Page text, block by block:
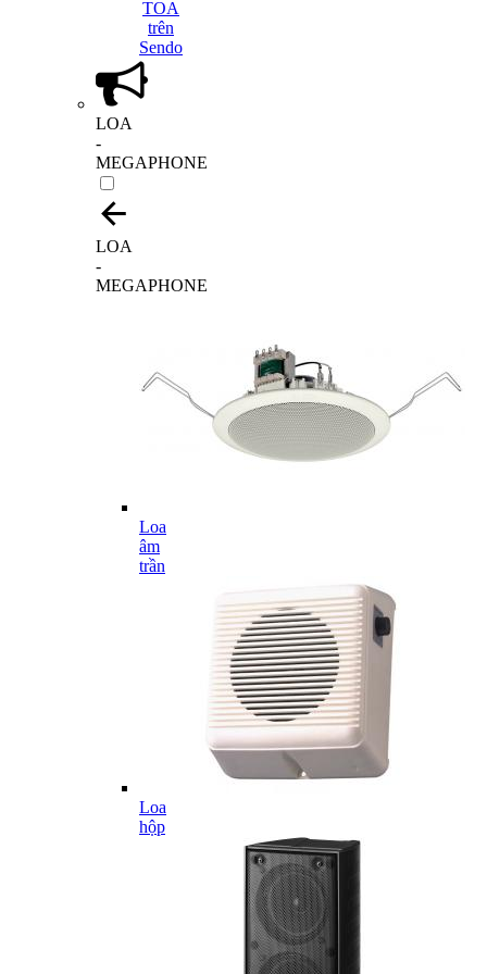
LOA
-
MEGAPHONE
LOA
-
MEGAPHONE
Loa
âm
trần
Loa
hộp